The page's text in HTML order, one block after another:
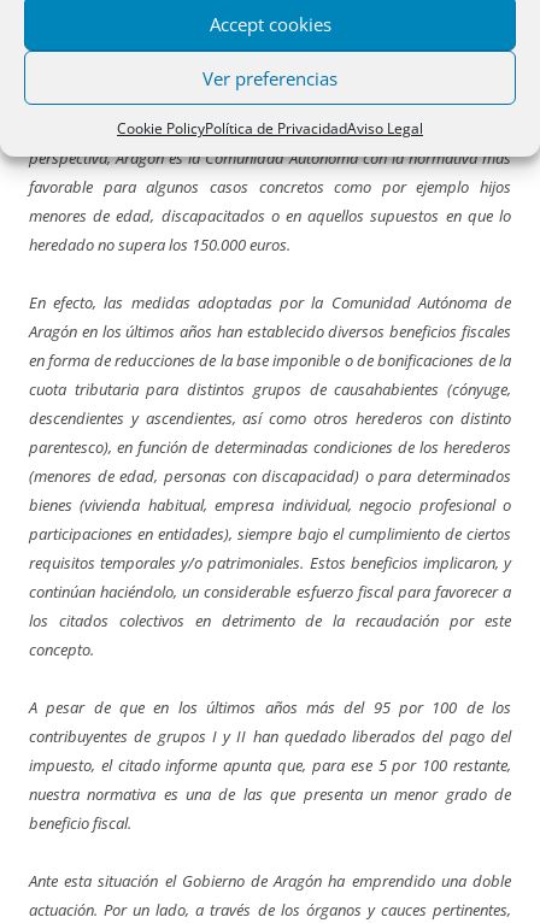
Accept cookies
Ver preferencias
Cookie PolicyPolítica de PrivacidadAviso Legal
Como señala el informe, es evidente que la mayor parte de las
Comunidades Autónomas se han ido separando de la normativa estatal
del impuesto, estableciendo beneficios fiscales que han llegado, en
algunas de ellas, a su práctica eliminación para los parientes de los
grupos I y II (cónyuge, ascendientes y descendientes). En esta
perspectiva, Aragón es la Comunidad Autónoma con la normativa más
favorable para algunos casos concretos como por ejemplo hijos
menores de edad, discapacitados o en aquellos supuestos en que lo
heredado no supera los 150.000 euros.
En efecto, las medidas adoptadas por la Comunidad Autónoma de
Aragón en los últimos años han establecido diversos beneficios fiscales
en forma de reducciones de la base imponible o de bonificaciones de la
cuota tributaria para distintos grupos de causahabientes (cónyuge,
descendientes y ascendientes, así como otros herederos con distinto
parentesco), en función de determinadas condiciones de los herederos
(menores de edad, personas con discapacidad) o para determinados
bienes (vivienda habitual, empresa individual, negocio profesional o
participaciones en entidades), siempre bajo el cumplimiento de ciertos
requisitos temporales y/o patrimoniales. Estos beneficios implicaron, y
continúan haciéndolo, un considerable esfuerzo fiscal para favorecer a
los citados colectivos en detrimento de la recaudación por este
concepto.
A pesar de que en los últimos años más del 95 por 100 de los
contribuyentes de grupos I y II han quedado liberados del pago del
impuesto, el citado informe apunta que, para ese 5 por 100 restante,
nuestra normativa es una de las que presenta un menor grado de
beneficio fiscal.
Ante esta situación el Gobierno de Aragón ha emprendido una doble
actuación. Por un lado, a través de los órganos y cauces pertinentes,